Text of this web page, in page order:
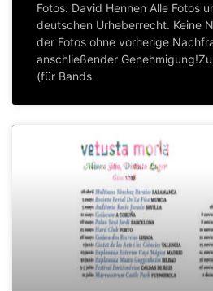
Fotos: David Hennen Alle Fotos
deutschen Urheberrecht. Keine
der Fotos ohne vorherige
anschließender
(für Bands